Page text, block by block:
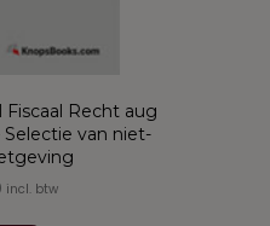
Recht aug
van niet-
incl. btw